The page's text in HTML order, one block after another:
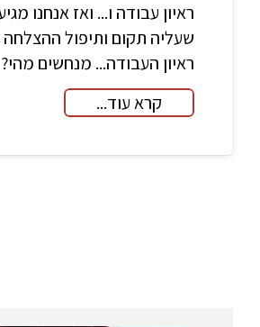
ראיון עבודה ו... ואז אנחנו
שעליה תקום ותיפול
ראיון העבודה... מנחשים מהי?
קרא עוד...